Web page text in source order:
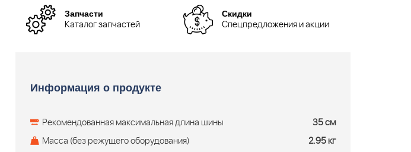
Запчасти
Каталог запчастей
Скидки
Спецпредложения и акции
Информация о продукте
Рекомендованная максимальная длина шины
35 см
Масса (без режущего оборудования)
2.95 кг